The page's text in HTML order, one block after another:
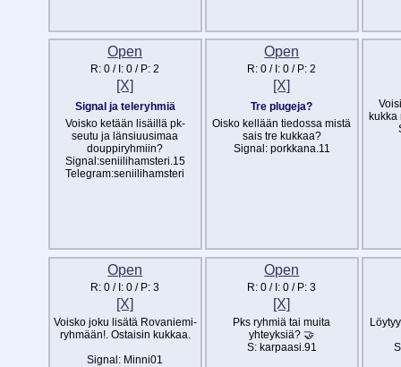
Open
R:0 / I:0 / P:2
[X]
Signal ja teleryhmiä
Voisko ketään lisäillä pk-
seutu ja länsiuusimaa
douppiryhmiin?
Signal:seniilihamsteri.15
Telegram:seniilihamsteri
Open
R:0 / I:0 / P:2
[X]
Tre plugeja?
Oisko kellään tiedossa mistä
sais tre kukkaa?
Signal: porkkana.11
Open
R:0 / I:0 / P:3
[X]
Voisko joku lisätä Rovaniemi-
ryhmään!. Ostaisin kukkaa.
Signal: Minni01
Open
R:0 / I:0 / P:3
[X]
Pks ryhmiä tai muita
yhteyksiä? 🤝
S: karpaasi.91